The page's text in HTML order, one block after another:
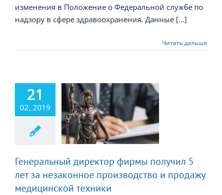
изменения в Положение о Федеральной службе по
надзору в сфере здравоохранения. Данные [...]
Читать дальше
21
02, 2019
фирмы
5 лет за
и
техники
Генеральный директор фирмы получил 5
лет за незаконное производство и продажу
медицинской техники